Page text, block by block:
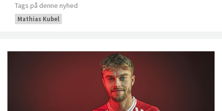
Tags på denne nyhed
Mathias Kubel